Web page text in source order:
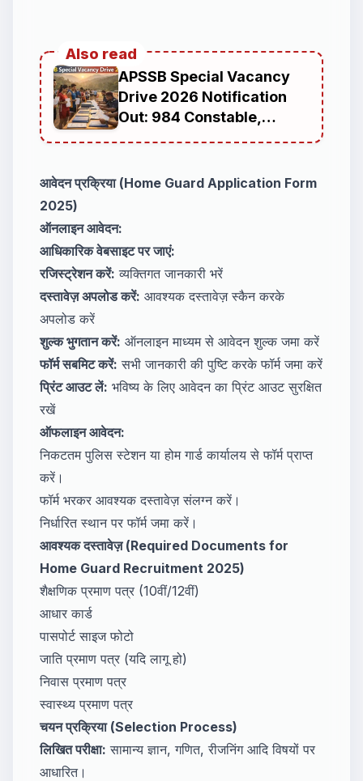
Also read
APSSB Special Vacancy
Drive 2026 Notification
Out: 984 Constable,
Arunachal Pradesh
आवेदन प्रक्रिया (Home Guard Application Form
2025)
ऑनलाइन आवेदन:
आधिकारिक वेबसाइट पर जाएं:
रजिस्ट्रेशन करें: व्यक्तिगत जानकारी भरें
दस्तावेज़ अपलोड करें: आवश्यक दस्तावेज़ स्कैन करके
अपलोड करें
शुल्क भुगतान करें: ऑनलाइन माध्यम से आवेदन शुल्क जमा करें
फॉर्म सबमिट करें: सभी जानकारी की पुष्टि करके फॉर्म जमा करें
प्रिंट आउट लें: भविष्य के लिए आवेदन का प्रिंट आउट सुरक्षित
रखें
ऑफलाइन आवेदन:
निकटतम पुलिस स्टेशन या होम गार्ड कार्यालय से फॉर्म प्राप्त
करें।
फॉर्म भरकर आवश्यक दस्तावेज़ संलग्न करें।
निर्धारित स्थान पर फॉर्म जमा करें।
आवश्यक दस्तावेज़ (Required Documents for
Home Guard Recruitment 2025)
शैक्षणिक प्रमाण पत्र (10वीं/12वीं)
आधार कार्ड
पासपोर्ट साइज फोटो
जाति प्रमाण पत्र (यदि लागू हो)
निवास प्रमाण पत्र
स्वास्थ्य प्रमाण पत्र
चयन प्रक्रिया (Selection Process)
लिखित परीक्षा: सामान्य ज्ञान, गणित, रीजनिंग आदि विषयों पर
आधारित।